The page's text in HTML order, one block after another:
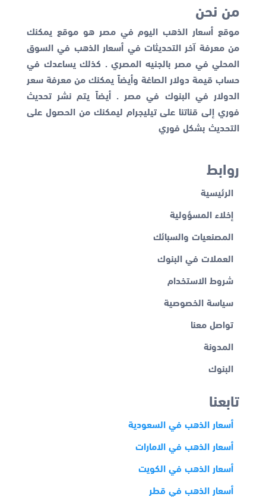
من نحن
موقع أسعار الذهب اليوم في مصر هو موقع يمكنك
من معرفة آخر التحديثات في أسعار الذهب في السوق
المحلي في مصر بالجنيه المصري . كذلك يساعدك في
حساب قيمة دولار الصاغة وأيضاً يمكنك من معرفة سعر
الدولار في البنوك في مصر . أيضاً يتم نشر تحديث
فوري إلى قناتنا على تيليجرام ليمكنك من الحصول على
التحديث بشكل فوري
روابط
الرئيسية
إخلاء المسؤولية
المصنعيات والسبائك
العملات في البنوك
شروط الاستخدام
سياسة الخصوصية
تواصل معنا
المدونة
البنوك
تابعنا
أسعار الذهب في السعودية
أسعار الذهب في الامارات
أسعار الذهب في الكويت
أسعار الذهب في قطر